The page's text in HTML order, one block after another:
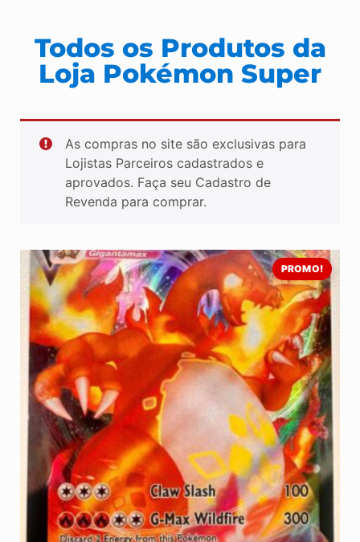
Todos os Produtos da
Loja Pokémon Super
As compras no site são exclusivas para
Lojistas Parceiros cadastrados e
aprovados. Faça seu Cadastro de
Revenda para comprar.
PROMO!